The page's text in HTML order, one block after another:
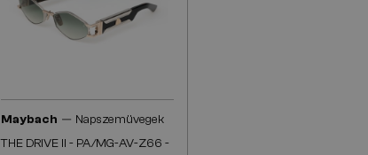
Maybach — Napszemüvegek
THE DRIVE II - PA/MG-AV-Z66 -